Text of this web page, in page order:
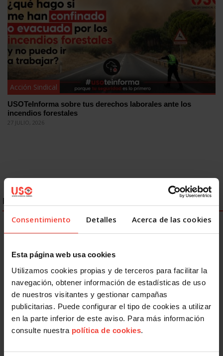
Consentimiento Detalles Acerca de las cookies
Esta página web usa cookies
Utilizamos cookies propias y de terceros para facilitar la
navegación, obtener información de estadísticas de uso
de nuestros visitantes y gestionar campañas
publicitarias. Puede configurar el tipo de cookies a utilizar
en la parte inferior de este aviso. Para más información
consulte nuestra política de cookies.
Acción Sindical
USOTeInforma sobre tus derechos laborales ante los
incendios forestales
27 JULIO, 2026
ENLACES DESTACADOS